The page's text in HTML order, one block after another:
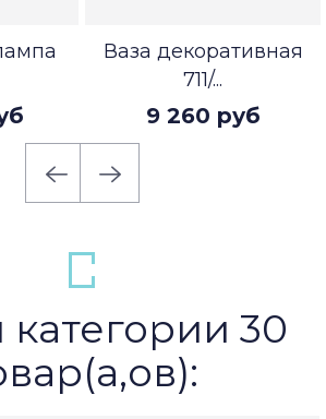
Ваза декоративная
711/...
9 260 руб
категории 30